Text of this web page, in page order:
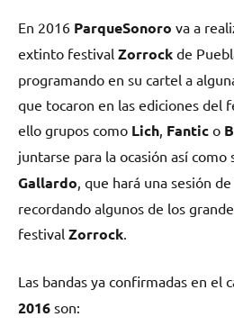
En 2016 ParqueSonoro va a
extinto festival Zorrock de
programando en su cartel a
que tocaron en las ediciones del
ello grupos como Lich Fantic o
juntarse para la ocasión así como
Gallardo , que hará una sesión
recordando algunos de los
festival Zorrock
Las bandas ya confirmadas en el
2016 son: